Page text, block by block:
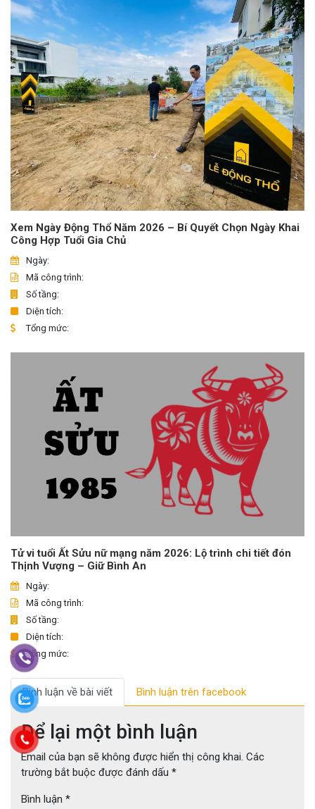
Xem Ngày Động Thổ Năm 2026 – Bí Quyết Chọn Ngày Khai
Công Hợp Tuổi Gia Chủ
Ngày:
Mã công trình:
Số tầng:
Diện tích:
Tổng mức:
Tử vi tuổi Ất Sửu nữ mạng năm 2026: Lộ trình chi tiết đón
Thịnh Vượng – Giữ Bình An
Ngày:
Mã công trình:
Số tầng:
Diện tích:
Tổng mức:
Bình luận về bài viết Bình luận trên facebook
Để lại một bình luận
Email của bạn sẽ không được hiển thị công khai. Các
trường bắt buộc được đánh dấu *
Bình luận *